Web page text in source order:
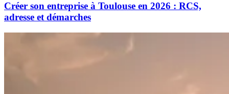
Créer son entreprise à Toulouse en 2026 : RCS,
adresse et démarches